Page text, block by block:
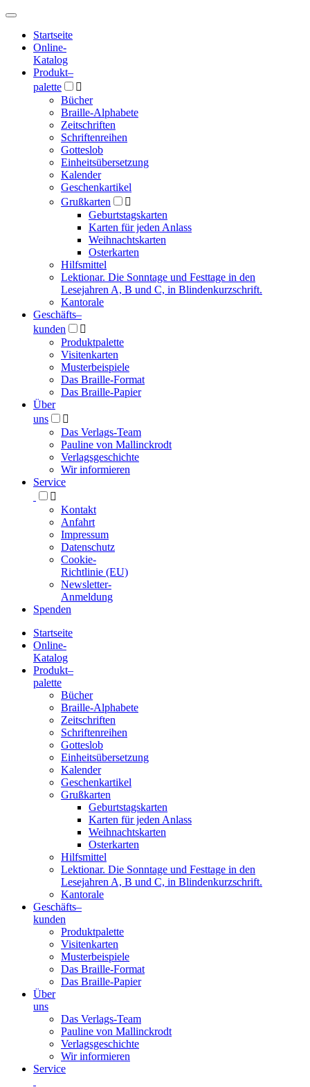
Hauptmenü
Hauptmenü
Startseite
Online-
Katalog
Produkt–
palette

Bücher
Braille-Alphabete
Zeitschriften
Schriftenreihen
Gotteslob
Einheitsübersetzung
Kalender
Geschenkartikel
Grußkarten

Geburtstagskarten
Karten für jeden Anlass
Weihnachtskarten
Osterkarten
Hilfsmittel
Lektionar. Die Sonntage und Festtage in den
Lesejahren A, B und C, in Blindenkurzschrift.
Kantorale
Geschäfts­–
kunden

Produktpalette
Visitenkarten
Musterbeispiele
Das Braille-Format
Das Braille-Papier
Über
uns

Das Verlags-Team
Pauline von Mallinckrodt
Verlagsgeschichte
Wir informieren
Service

Kontakt
Anfahrt
Impressum
Datenschutz
Cookie-
Richtlinie (EU)
Newsletter-
Anmeldung
Spenden
Blindenschrift-
Verlag
Druckerei
gGmbH
Startseite
Online-
Katalog
Produkt–
palette
Bücher
Braille-Alphabete
Zeitschriften
Schriftenreihen
Gotteslob
Einheitsübersetzung
Kalender
Geschenkartikel
Grußkarten
Geburtstagskarten
Karten für jeden Anlass
Weihnachtskarten
Osterkarten
Hilfsmittel
Lektionar. Die Sonntage und Festtage in den
Lesejahren A, B und C, in Blindenkurzschrift.
Kantorale
Geschäfts­–
kunden
Produktpalette
Visitenkarten
Musterbeispiele
Das Braille-Format
Das Braille-Papier
Über
uns
Das Verlags-Team
Pauline von Mallinckrodt
Verlagsgeschichte
Wir informieren
Service